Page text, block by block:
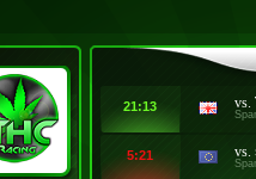
21:13 vs.
5:21 vs.